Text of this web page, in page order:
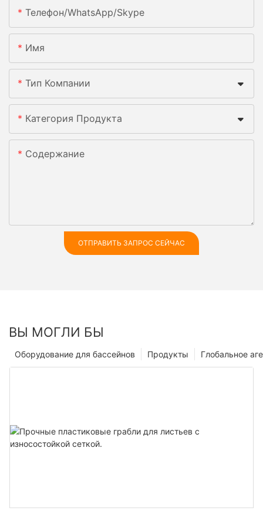
Телефон/WhatsApp/Skype
Имя
Тип Компании
Категория Продукта
Содержание
ОТПРАВИТЬ ЗАПРОС СЕЙЧАС
ВЫ МОГЛИ БЫ
Глобальное
Продукты
Оборудование для бассейнов